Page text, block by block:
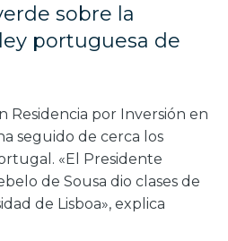
sobre la
portuguesa de
Residencia por Inversión en
seguido de cerca los
«El Presidente
de Sousa dio clases de
de Lisboa», explica